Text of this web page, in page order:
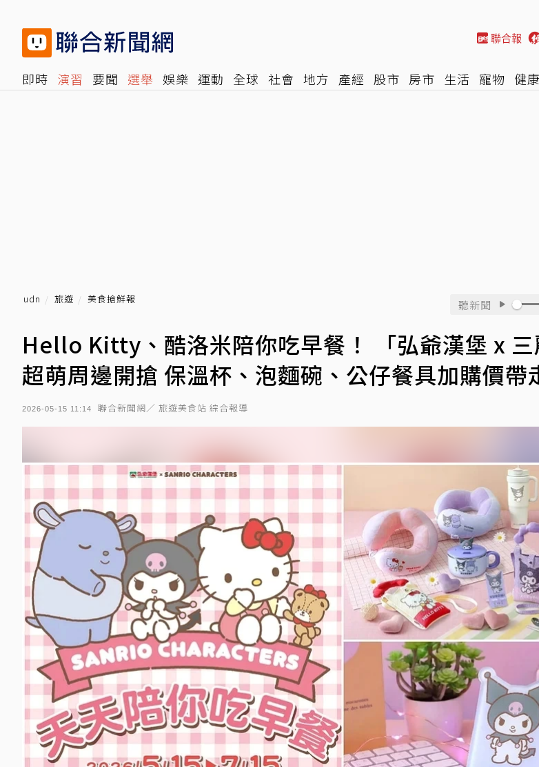
聯合報
即時 演習 要聞 選舉 娛樂 運動 全球 社會 地方 產經 股市 房市 生活 寵物 健康
udn 旅遊 美食搶鮮報 聽新聞
Hello Kitty、酷洛米陪你吃早餐！ 「弘爺漢堡 x
超萌周邊開搶 保溫杯、泡麵碗、公仔餐具加購價帶
2026-05-15 11:14 聯合新聞網／ 旅遊美食站 綜合報導